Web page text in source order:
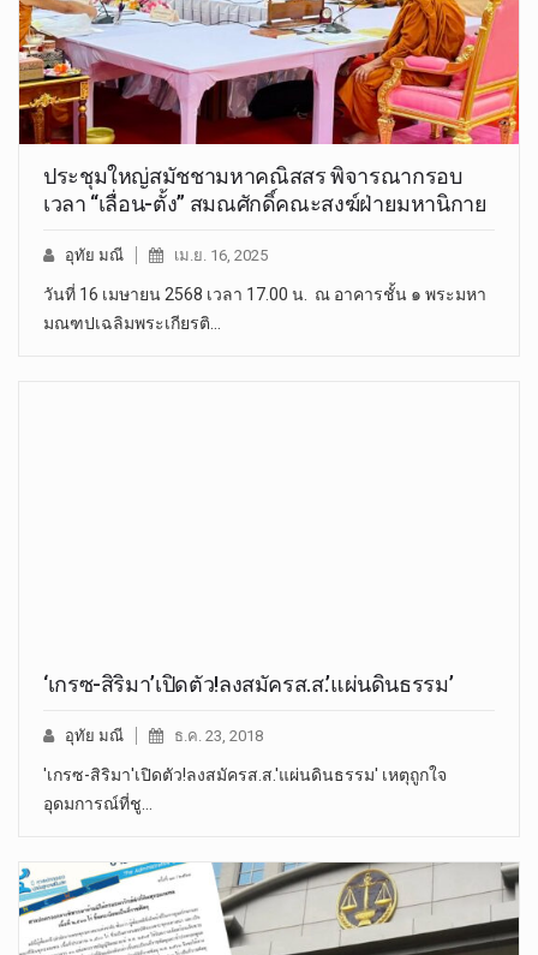
ประชุมใหญ่สมัชชามหาคณิสสร พิจารณากรอบ
เวลา “เลื่อน-ตั้ง” สมณศักดิ์คณะสงฆ์ฝ่ายมหานิกาย
อุทัย มณี เม.ย. 16, 2025
วันที่ 16 เมษายน 2568 เวลา 17.00 น. ณ อาคารชั้น ๑ พระมหา
มณฑปเฉลิมพระเกียรติ…
‘เกรซ-สิริมา’เปิดตัว!ลงสมัครส.ส.’แผ่นดินธรรม’
อุทัย มณี ธ.ค. 23, 2018
'เกรซ-สิริมา'เปิดตัว!ลงสมัครส.ส.'แผ่นดินธรรม' เหตุถูกใจ
อุดมการณ์ที่ชู…